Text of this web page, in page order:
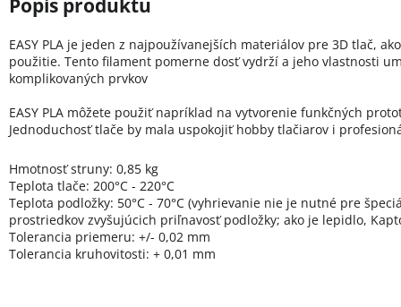
EASY PLA je jeden z najpoužívanejších materiálov pre 3D tlač,
použitie. Tento filament pomerne dosť vydrží a jeho vlastnosti
komplikovaných prvkov
EASY PLA môžete použiť napríklad na vytvorenie funkčných
Jednoduchosť tlače by mala uspokojiť hobby tlačiarov i
Hmotnosť struny: 0,85 kg
Teplota tlače: 200°C - 220°C
Teplota podložky: 50°C - 70°C (vyhrievanie nie je nutné pre
prostriedkov zvyšujúcich priľnavosť podložky; ako je lepidlo,
Tolerancia priemeru: +/- 0,02 mm
Tolerancia kruhovitosti: + 0,01 mm